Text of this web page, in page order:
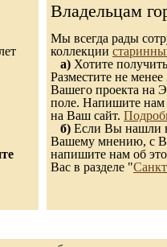
Владельцам
Мы всегда рады
коллекции
а) Хотите
Разместите не менее
Вашего проекта на
поле. Напишите нам
на Ваш сайт.
б) Если Вы нашли
Вашему мнению, с
напишите нам об
Вас в разделе "